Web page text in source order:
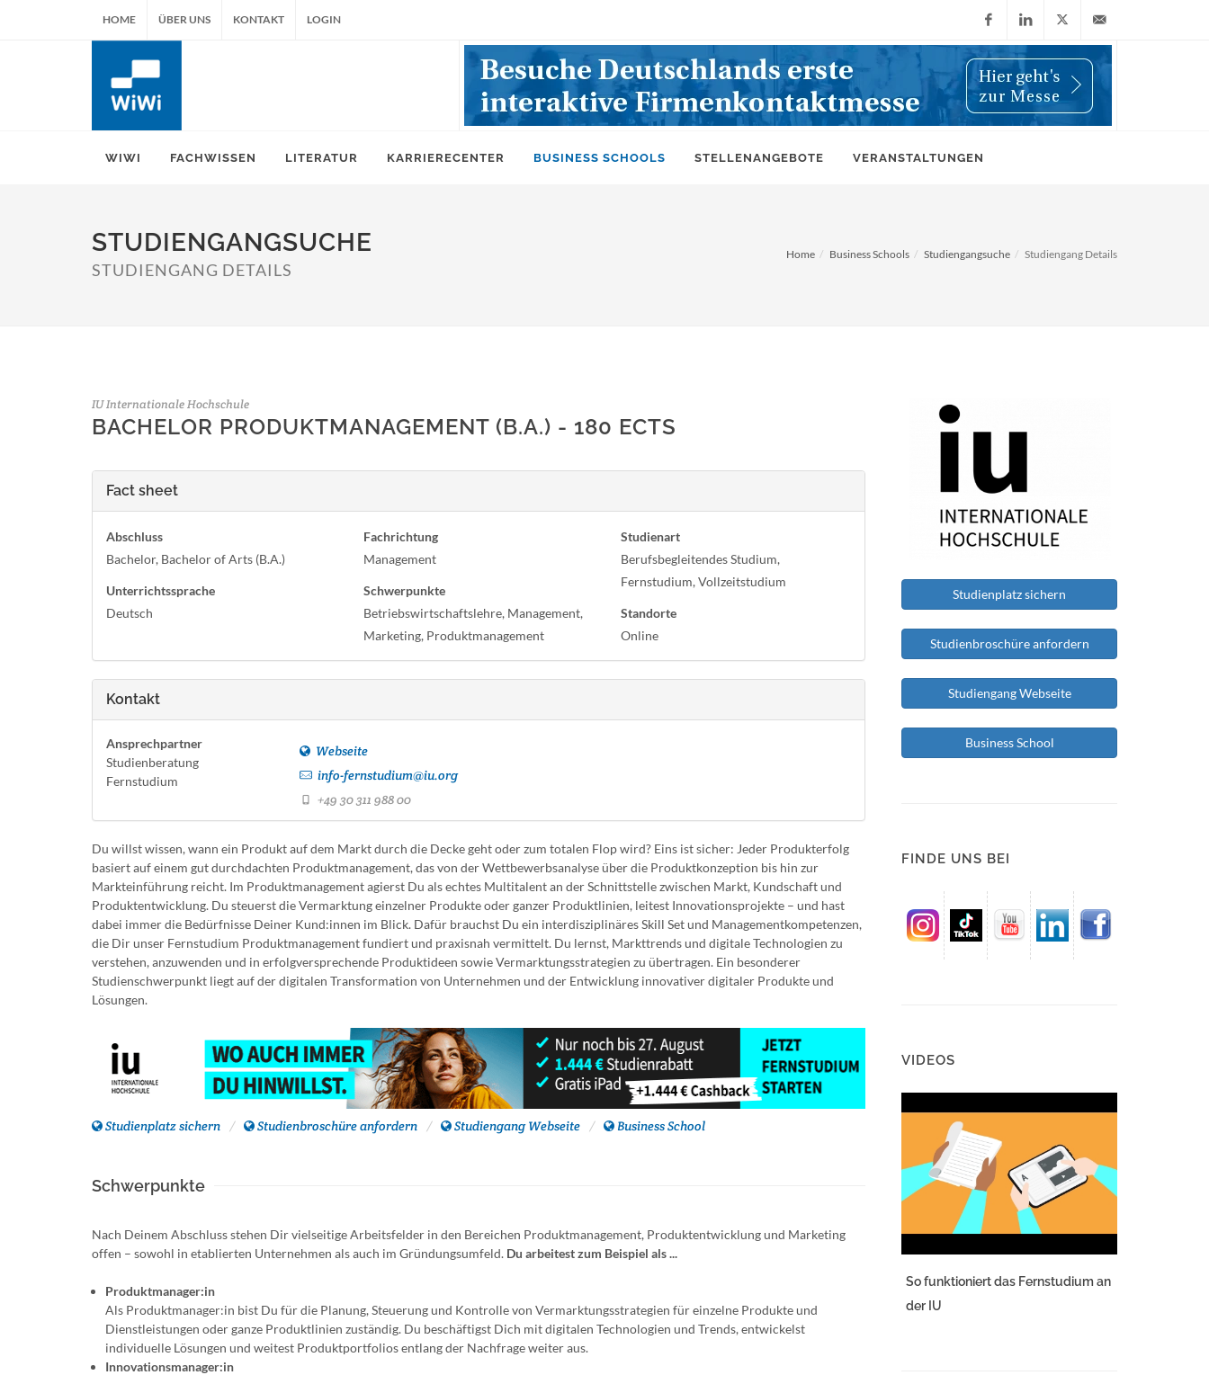
HOME ÜBER UNS KONTAKT LOGIN
FacebookLinkedIn
X
(Twitter)
info@wiwi-
WIWI FACHWISSEN LITERATUR KARRIERECENTER BUSINESS SCHOOLS STELLENANGEBOTE VERANSTALTUNGEN
STUDIENGANGSUCHE
STUDIENGANG DETAILS
Home Business Schools Studiengangsuche Studiengang Details
IU Internationale Hochschule
BACHELOR PRODUKTMANAGEMENT (B.A.) - 180 ECTS
Fact sheet
Abschluss
Bachelor, Bachelor of Arts (B.A.)
Unterrichtssprache
Deutsch
Fachrichtung
Management
Schwerpunkte
Betriebswirtschaftslehre, Management,
Marketing, Produktmanagement
Studienart
Berufsbegleitendes Studium,
Fernstudium, Vollzeitstudium
Standorte
Online
Kontakt
Ansprechpartner
Studienberatung
Fernstudium
Webseite
info-fernstudium@iu.org
+49 30 311 988 00
Du willst wissen, wann ein Produkt auf dem Markt durch die Decke geht oder zum totalen Flop wird? Eins ist sicher: Jeder Produkterfolg
basiert auf einem gut durchdachten Produktmanagement, das von der Wettbewerbsanalyse über die Produktkonzeption bis hin zur
Markteinführung reicht. Im Produktmanagement agierst Du als echtes Multitalent an der Schnittstelle zwischen Markt, Kundschaft und
Produktentwicklung. Du steuerst die Vermarktung einzelner Produkte oder ganzer Produktlinien, leitest Innovationsprojekte – und hast
dabei immer die Bedürfnisse Deiner Kund:innen im Blick. Dafür brauchst Du ein interdisziplinäres Skill Set und Managementkompetenzen,
die Dir unser Fernstudium Produktmanagement fundiert und praxisnah vermittelt. Du lernst, Markttrends und digitale Technologien zu
verstehen, anzuwenden und in erfolgversprechende Produktideen sowie Vermarktungsstrategien zu übertragen. Ein besonderer
Studienschwerpunkt liegt auf der digitalen Transformation von Unternehmen und der Entwicklung innovativer digitaler Produkte und
Lösungen.
Studienplatz sichern Studienbroschüre anfordern Studiengang Webseite Business School
Schwerpunkte
Nach Deinem Abschluss stehen Dir vielseitige Arbeitsfelder in den Bereichen Produktmanagement, Produktentwicklung und Marketing
offen – sowohl in etablierten Unternehmen als auch im Gründungsumfeld. Du arbeitest zum Beispiel als ...
Produktmanager:in
Als Produktmanager:in bist Du für die Planung, Steuerung und Kontrolle von Vermarktungsstrategien für einzelne Produkte und
Dienstleistungen oder ganze Produktlinien zuständig. Du beschäftigst Dich mit digitalen Technologien und Trends, entwickelst
individuelle Lösungen und weitest Produktportfolios entlang der Nachfrage weiter aus.
Innovationsmanager:in
Studienplatz sichern
Studienbroschüre anfordern
Studiengang Webseite
Business School
FINDE UNS BEI
VIDEOS
So funktioniert das Fernstudium an
der IU